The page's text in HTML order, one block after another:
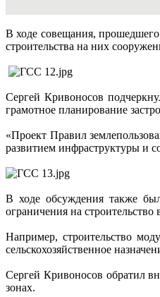
В ходе совещания,
строительства на них
Сергей Кривоносов
грамотное планирование
«Проект Правил
развитием инфраструктуры и
В ходе обсуждения также
ограничения на
Например, строительство
сельскохозяйственное
Сергей Кривоносов обратил
зонах.